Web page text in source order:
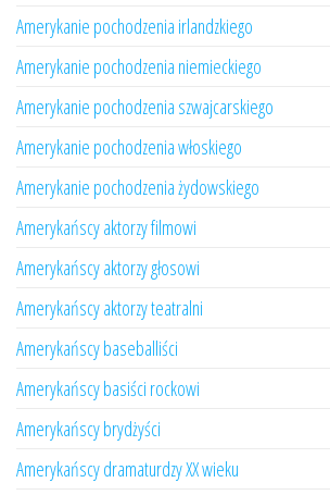
Amerykanie pochodzenia irlandzkiego
Amerykanie pochodzenia niemieckiego
Amerykanie pochodzenia szwajcarskiego
Amerykanie pochodzenia włoskiego
Amerykanie pochodzenia żydowskiego
Amerykańscy aktorzy filmowi
Amerykańscy aktorzy głosowi
Amerykańscy aktorzy teatralni
Amerykańscy baseballiści
Amerykańscy basiści rockowi
Amerykańscy brydżyści
Amerykańscy dramaturdzy XX wieku